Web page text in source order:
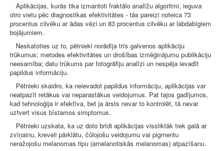
Aplikācijas, kurās tika izmantoti fraktālo analīžu algoritmi, ieguva
otro vietu pēc diagnostikas efektivitātes - tās pareizi noteica 73
procentus cilvēku ar ādas vēzi un 83 procentus cilvēku ar labdabīgiem
bojājumiem.
Neskatoties uz to, pētnieki norādīja trīs galvenos aplikāciju
trūkumus: metodes efektivitātes un drošības izmēģinājumu publikāciju
neesamība; datu trūkums par fotogrāfiju analīzi un nespēja ievadīt
papildus informāciju.
Pētnieki skaidro, ka neievadot papildus informāciju, aplikācijas var
neatpazīt retākus vai neparastākus veidojumus. Pat tajos gadījumos,
kad tehnoloģija ir efektīva, bet ja ārsts nevar to kontrolēt, tā nevar
uztvert visus bīstamos simptomus.
Pētnieki uzskata, ka uz doto brīdi aplikācijas vissliktāk tiek galā ar
zvīņainu, kreveli pārklātu, čūlojošu veidojumu vai pigmentu
neražojošu melanomas tipu (amelanotiskās melanomas) atpazīšanu.